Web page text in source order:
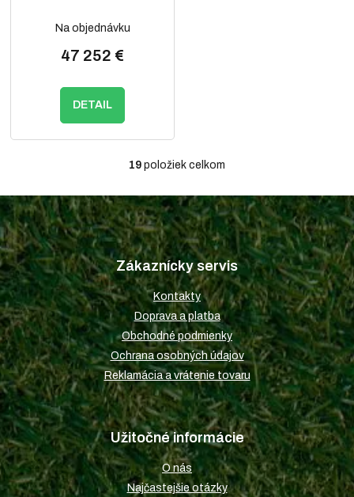
Na objednávku
47 252 €
DETAIL
O
l
á
d
a
c
i
e
p
r
v
k
y
v
ý
p
i
s
u
19 položiek celkom
Z
á
p
ä
t
i
e
Zákaznícky servis
Kontakty
Doprava a platba
Obchodné podmienky
Ochrana osobných údajov
Reklamácia a vrátenie tovaru
Užitočné informácie
O nás
Najčastejšie otázky